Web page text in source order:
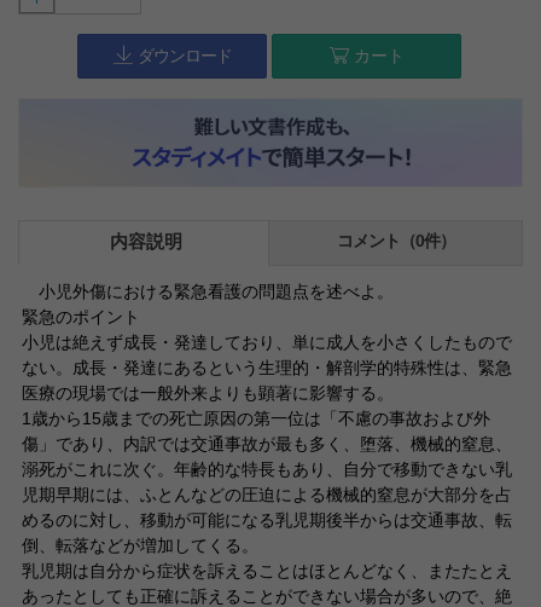
ダウンロード カート
内容説明 コメント（0件）
小児外傷における緊急看護の問題点を述べよ。
緊急のポイント
小児は絶えず成長・発達しており、単に成人を小さくしたもので
ない。成長・発達にあるという生理的・解剖学的特殊性は、緊急
医療の現場では一般外来よりも顕著に影響する。
1歳から15歳までの死亡原因の第一位は「不慮の事故および外
傷」であり、内訳では交通事故が最も多く、堕落、機械的窒息、
溺死がこれに次ぐ。年齢的な特長もあり、自分で移動できない乳
児期早期には、ふとんなどの圧迫による機械的窒息が大部分を占
めるのに対し、移動が可能になる乳児期後半からは交通事故、転
倒、転落などが増加してくる。
乳児期は自分から症状を訴えることはほとんどなく、またたとえ
あったとしても正確に訴えることができない場合が多いので、絶